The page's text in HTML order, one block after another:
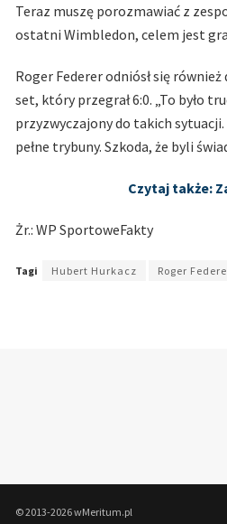
Teraz muszę porozmawiać z
ostatni Wimbledon, celem jest
Roger Federer odniósł się
set, który przegrał 6:0. „To było
przyzwyczajony do takich
pełne trybuny. Szkoda, że byli
Czytaj także:
Żr.: WP SportoweFakty
Tagi Hubert Hurkacz Roger
© 2013-2026 wMeritum.pl